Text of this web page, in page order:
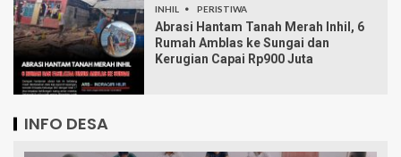
INHIL PERISTIWA
Abrasi Hantam Tanah Merah Inhil, 6
Rumah Amblas ke Sungai dan
Kerugian Capai Rp900 Juta
INFO DESA